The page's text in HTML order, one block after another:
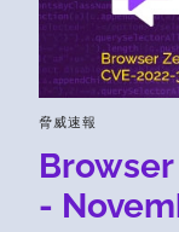
脅威速報
-